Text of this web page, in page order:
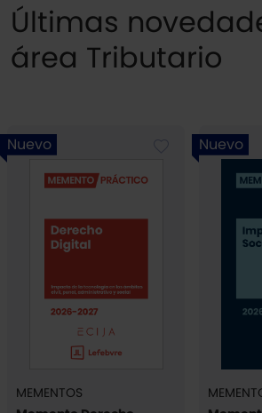
Últimas
área Tributario
Nuevo
MEMENTOS
Nuevo